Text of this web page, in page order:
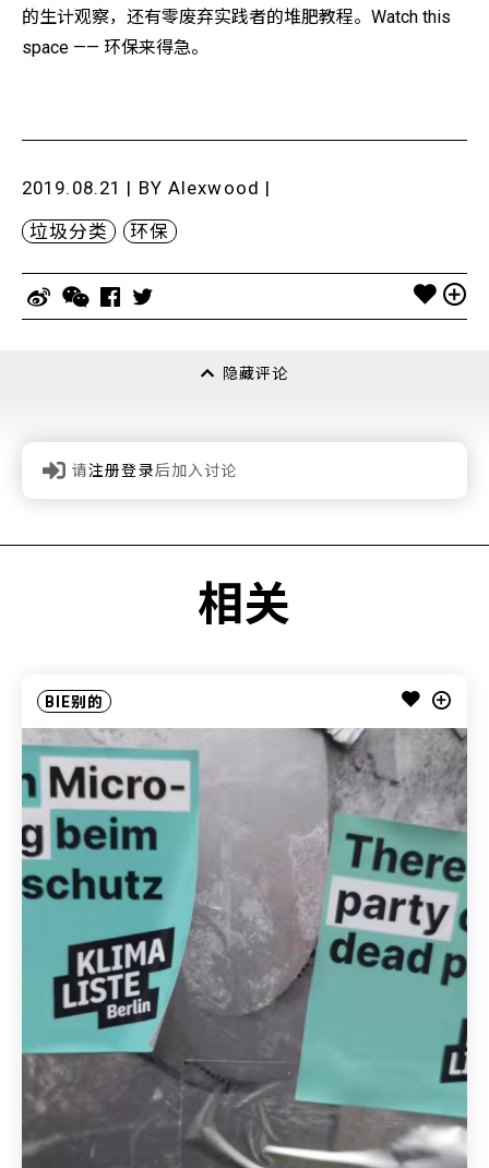
的生计观察，还有零废弃实践者的堆肥教程。Watch this
space —— 环保来得急。
2019.08.21 | BY Alexwood |
垃圾分类 环保
隐藏评论
请注册登录后加入讨论
相关
BIE别的